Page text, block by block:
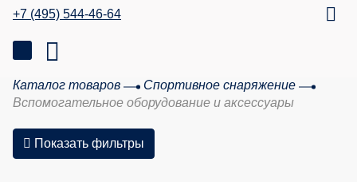
+7 (495) 544-46-64
Каталог товаров
Спортивное снаряжение
Вспомогательное оборудование и аксессуары
Показать фильтры